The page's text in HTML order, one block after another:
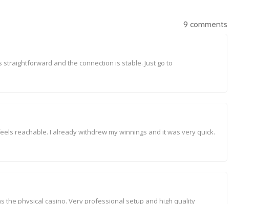
9 comments
straightforward and the connection is stable. Just go to
reachable. I already withdrew my winnings and it was very quick.
the physical casino. Very professional setup and high quality